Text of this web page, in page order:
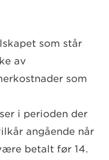
som står
av
som
i perioden der
angående når
betalt før 14.